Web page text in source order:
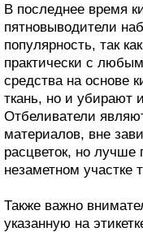
В последнее время
пятновыводители
популярность, так
практически с
средства на основе
ткань, но и убирают
Отбеливатели
материалов, вне
расцветок, но лучше
незаметном участке
Также важно
указанную на